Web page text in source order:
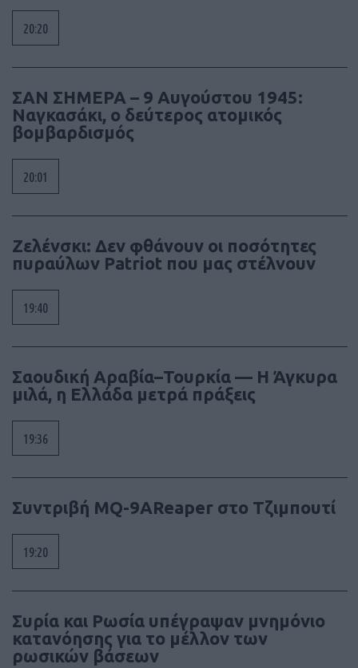
20:20
ΣΑΝ ΣΗΜΕΡΑ – 9 Αυγούστου 1945:
Ναγκασάκι, ο δεύτερος ατομικός
βομβαρδισμός
20:01
Ζελένσκι: Δεν φθάνουν οι ποσότητες
πυραύλων Patriot που μας στέλνουν
19:40
Σαουδική Αραβία–Τουρκία — Η Άγκυρα
μιλά, η Ελλάδα μετρά πράξεις
19:36
Συντριβή MQ-9AReaper στο Τζιμπουτί
19:20
Συρία και Ρωσία υπέγραψαν μνημόνιο
κατανόησης για το μέλλον των
ρωσικών βάσεων